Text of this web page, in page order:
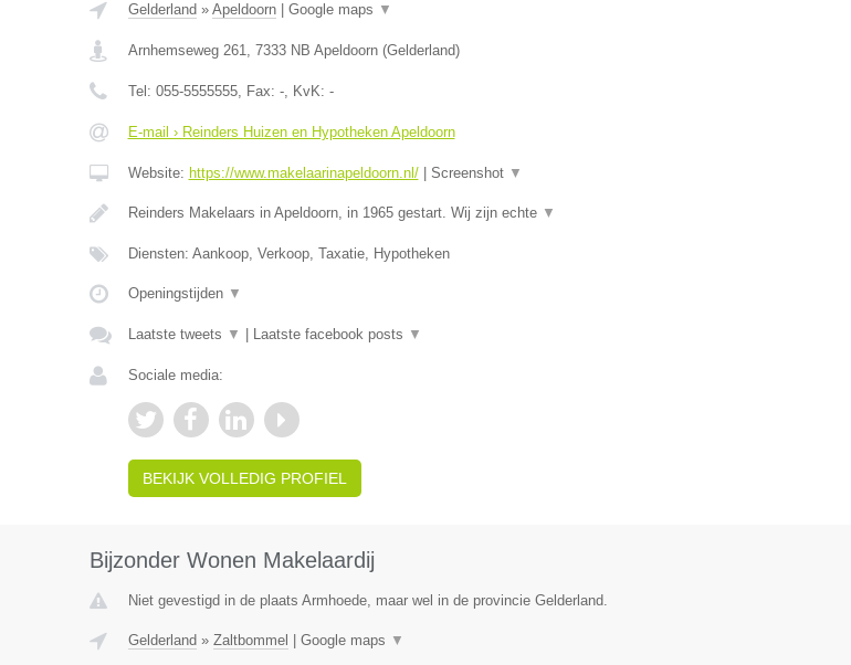
Gelderland » Apeldoorn| Google maps ▼
Arnhemseweg 261, 7333 NB Apeldoorn(Gelderland)
Tel: 055-5555555, Fax: -, KvK: -
E-mail › Reinders Huizen en Hypotheken Apeldoorn
Website: https://www.makelaarinapeldoorn.nl/| Screenshot ▼
Reinders Makelaars in Apeldoorn, in 1965 gestart. Wij zijn echte ▼
Diensten: Aankoop, Verkoop, Taxatie, Hypotheken
Openingstijden ▼
Laatste tweets ▼ Laatste facebook posts ▼
Sociale media:
BEKIJK VOLLEDIG PROFIEL
Bijzonder Wonen Makelaardij
Niet gevestigd in de plaats Armhoede, maar wel in de provincie Gelderland.
Gelderland » Zaltbommel Google maps ▼